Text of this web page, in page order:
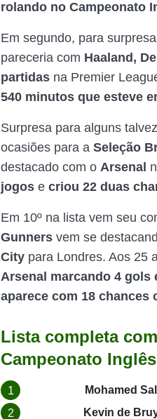
rolando no Campeonato
Em segundo, para
pareceria com Haaland, De
partidas na Premier
540 minutos que esteve
Surpresa para alguns talvez
ocasiões para a Seleção
destacado com o Arsenal
jogos e criou 22 duas
Em 10º na lista vem seu
Gunners vem se
City para Londres. Aos 25
Arsenal marcando 4 gols
aparece com 18 chances
Lista completa
Campeonato Inglês
Mohamed
Kevin de